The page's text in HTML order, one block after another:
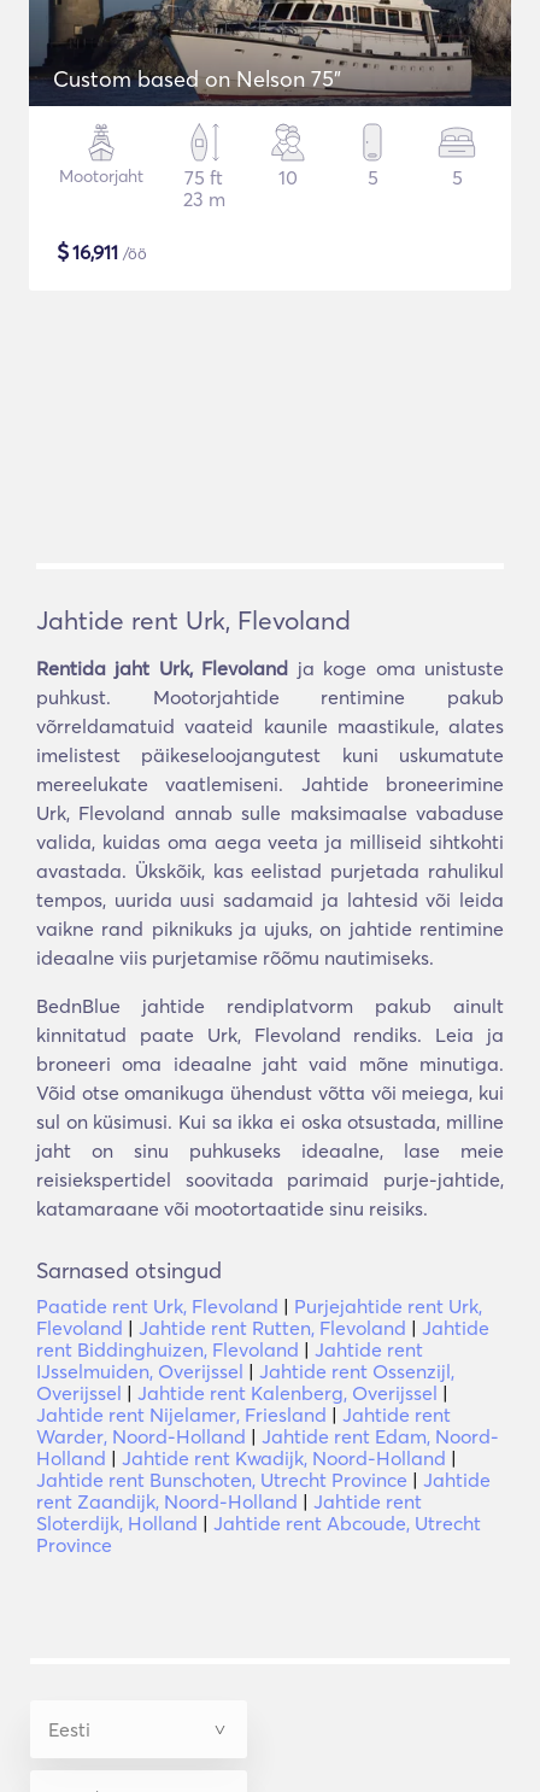
Custom based on Nelson 75"
Mootorjaht
75 ft
23 m
10 5 5
$16,911 /öö
Jahtide rent Urk, Flevoland
Rentida jaht Urk, Flevoland ja koge oma unistuste
puhkust. Mootorjahtide rentimine pakub
võrreldamatuid vaateid kaunile maastikule, alates
imelistest päikeseloojangutest kuni uskumatute
mereelukate vaatlemiseni. Jahtide broneerimine
Urk, Flevoland annab sulle maksimaalse vabaduse
valida, kuidas oma aega veeta ja milliseid sihtkohti
avastada. Ükskõik, kas eelistad purjetada rahulikul
tempos, uurida uusi sadamaid ja lahtesid või leida
vaikne rand piknikuks ja ujuks, on jahtide rentimine
ideaalne viis purjetamise rõõmu nautimiseks.
BednBlue jahtide rendiplatvorm pakub ainult
kinnitatud paate Urk, Flevoland rendiks. Leia ja
broneeri oma ideaalne jaht vaid mõne minutiga.
Võid otse omanikuga ühendust võtta või meiega, kui
sul on küsimusi. Kui sa ikka ei oska otsustada, milline
jaht on sinu puhkuseks ideaalne, lase meie
reisiekspertidel soovitada parimaid purje-jahtide,
katamaraane või mootortaatide sinu reisiks.
Sarnased otsingud
Paatide rent Urk, Flevoland | Purjejahtide rent Urk,
Flevoland | Jahtide rent Rutten, Flevoland | Jahtide
rent Biddinghuizen, Flevoland | Jahtide rent
IJsselmuiden, Overijssel | Jahtide rent Ossenzijl,
Overijssel | Jahtide rent Kalenberg, Overijssel |
Jahtide rent Nijelamer, Friesland | Jahtide rent
Warder, Noord-Holland | Jahtide rent Edam, Noord-
Holland | Jahtide rent Kwadijk, Noord-Holland |
Jahtide rent Bunschoten, Utrecht Province | Jahtide
rent Zaandijk, Noord-Holland | Jahtide rent
Sloterdijk, Holland | Jahtide rent Abcoude, Utrecht
Province